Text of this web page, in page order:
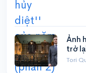
Ảnh
trở
Tori